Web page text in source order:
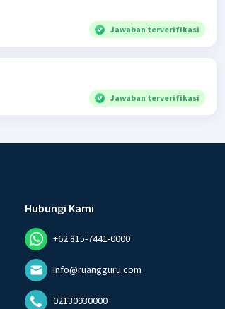
Jawaban terverifikasi
Jawaban terverifikasi
Hubungi Kami
+62 815-7441-0000
info@ruangguru.com
02130930000